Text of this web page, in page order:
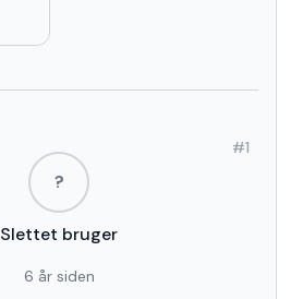
#1
?
Slettet bruger
6 år siden